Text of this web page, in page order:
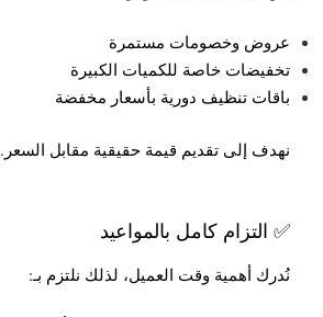
عروض وخصومات مستمرة
تخفيضات خاصة للكميات الكبيرة
باقات تنظيف دورية بأسعار مخفضة
نهدف إلى تقديم قيمة حقيقية مقابل السعر.
✅ التزام كامل بالمواعيد
نُدرك أهمية وقت العميل، لذلك نلتزم بـ: